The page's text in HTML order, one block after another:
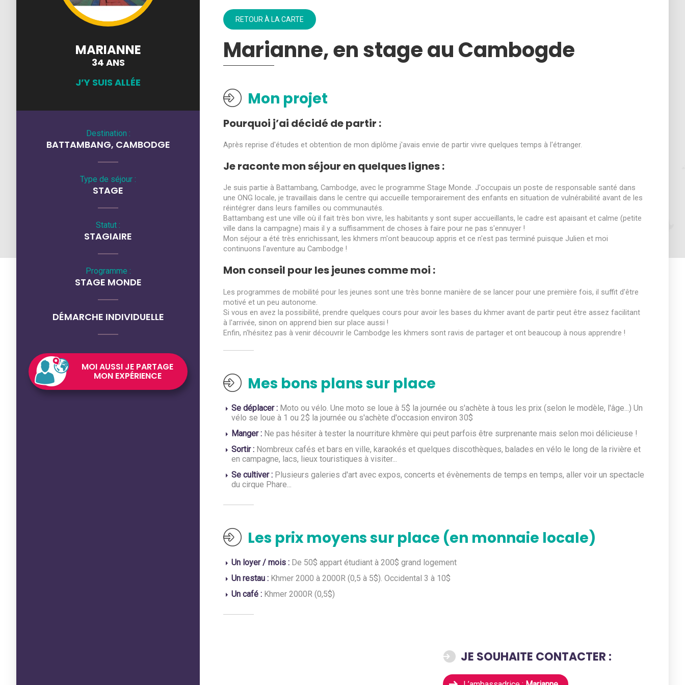
RETOUR À LA CARTE
Marianne, en stage au Cambogde
Mon projet
Pourquoi j’ai décidé de partir :
Après reprise d'études et obtention de mon diplôme j'avais envie de partir vivre quelques temps à l'étranger.
Je raconte mon séjour en quelques lignes :
Je suis partie à Battambang, Cambodge, avec le programme Stage Monde. J'occupais un poste de responsable santé dans
une ONG locale, je travaillais dans le centre qui accueille temporairement des enfants en situation de vulnérabilité avant de les
réintégrer dans leurs familles ou communautés.
Battambang est une ville où il fait très bon vivre, les habitants y sont super accueillants, le cadre est apaisant et calme (petite
ville dans la campagne) mais il y a suffisamment de choses à faire pour ne pas s'ennuyer !
Mon séjour a été très enrichissant, les khmers m'ont beaucoup appris et ce n'est pas terminé puisque Julien et moi
continuons l'aventure au Cambodge !
Mon conseil pour les jeunes comme moi :
Les programmes de mobilité pour les jeunes sont une très bonne manière de se lancer pour une première fois, il suffit d'être
motivé et un peu autonome.
Si vous en avez la possibilité, prendre quelques cours pour avoir les bases du khmer avant de partir peut être assez facilitant
à l'arrivée, sinon on apprend bien sur place aussi !
Enfin, n'hésitez pas à venir découvrir le Cambodge les khmers sont ravis de partager et ont beaucoup à nous apprendre !
Mes bons plans sur place
Se déplacer : Moto ou vélo. Une moto se loue à 5$ la journée ou s'achète à tous les prix (selon le modèle, l'âge...) Un
vélo se loue à 1 ou 2$ la journée ou s'achète d'occasion environ 30$
Manger : Ne pas hésiter à tester la nourriture khmère qui peut parfois être surprenante mais selon moi délicieuse !
Sortir : Nombreux cafés et bars en ville, karaokés et quelques discothèques, balades en vélo le long de la rivière et
en campagne, lacs, lieux touristiques à visiter...
Se cultiver : Plusieurs galeries d'art avec expos, concerts et évènements de temps en temps, aller voir un spectacle
du cirque Phare...
Les prix moyens sur place (en monnaie locale)
Un loyer / mois : De 50$ appart étudiant à 200$ grand logement
Un restau : Khmer 2000 à 2000R (0,5 à 5$). Occidental 3 à 10$
Un café : Khmer 2000R (0,5$)
JE SOUHAITE CONTACTER :
MARIANNE
34 ANS
J’Y SUIS ALLÉE
Destination :
BATTAMBANG, CAMBODGE
Type de séjour :
STAGE
Statut :
STAGIAIRE
Programme :
STAGE MONDE
DÉMARCHE INDIVIDUELLE
MOI AUSSI JE PARTAGE
MON EXPÉRIENCE